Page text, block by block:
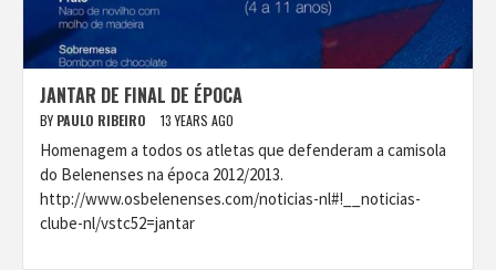
JANTAR DE FINAL DE ÉPOCA
BY PAULO RIBEIRO 13 YEARS AGO
Homenagem a todos os atletas que defenderam a camisola
do Belenenses na época 2012/2013.
http://www.osbelenenses.com/noticias-nl#!__noticias-
clube-nl/vstc52=jantar